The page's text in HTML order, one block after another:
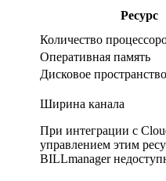
Ресурс
Количество
Оперативная память
Дисковое пространство
Ширина канала
При интеграции с
управлением этим
BILLmanager